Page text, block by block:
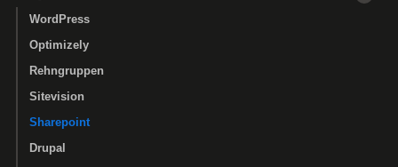
WordPress
Optimizely
Rehngruppen
Sitevision
Sharepoint
Drupal